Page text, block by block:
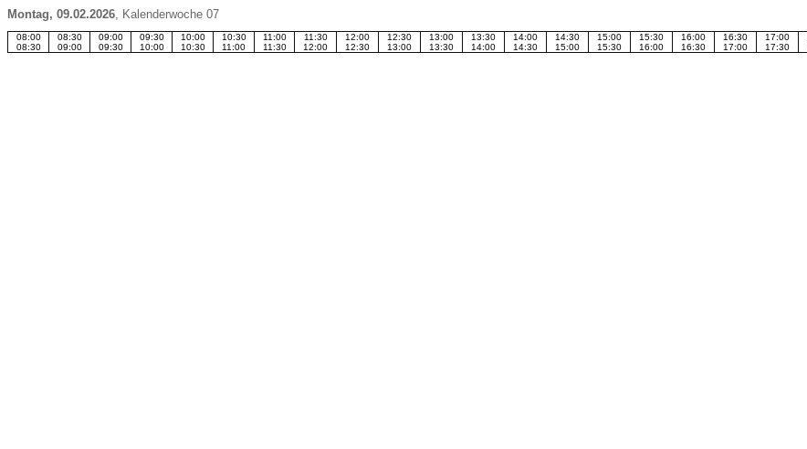
Montag, 09.02.2026, Kalenderwoche 07
08:00
08:30
08:30
09:00
09:00
09:30
09:30
10:00
10:00
10:30
10:30
11:00
11:00
11:30
11:30
12:00
12:00
12:30
12:30
13:00
13:00
13:30
13:30
14:00
14:00
14:30
14:30
15:00
15:00
15:30
15:30
16:00
16:00
16:30
16:30
17:00
17:00
17:30